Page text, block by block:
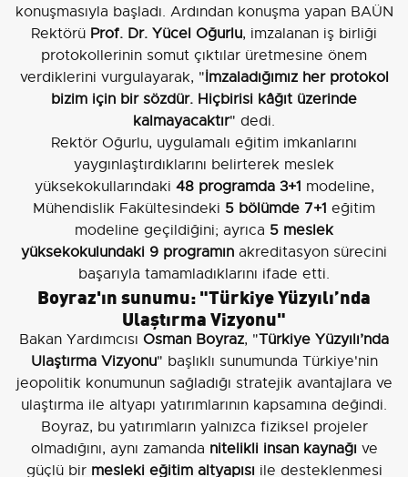
konuşmasıyla başladı. Ardından konuşma yapan BAÜN
Rektörü Prof. Dr. Yücel Oğurlu, imzalanan iş birliği
protokollerinin somut çıktılar üretmesine önem
verdiklerini vurgulayarak, "İmzaladığımız her protokol
bizim için bir sözdür. Hiçbirisi kâğıt üzerinde
kalmayacaktır" dedi.
Rektör Oğurlu, uygulamalı eğitim imkanlarını
yaygınlaştırdıklarını belirterek meslek
yüksekokullarındaki 48 programda 3+1 modeline,
Mühendislik Fakültesindeki 5 bölümde 7+1 eğitim
modeline geçildiğini; ayrıca 5 meslek
yüksekokulundaki 9 programın akreditasyon sürecini
başarıyla tamamladıklarını ifade etti.
Boyraz'ın sunumu: "Türkiye Yüzyılı’nda
Ulaştırma Vizyonu"
Bakan Yardımcısı Osman Boyraz, "Türkiye Yüzyılı’nda
Ulaştırma Vizyonu" başlıklı sunumunda Türkiye'nin
jeopolitik konumunun sağladığı stratejik avantajlara ve
ulaştırma ile altyapı yatırımlarının kapsamına değindi.
Boyraz, bu yatırımların yalnızca fiziksel projeler
olmadığını, aynı zamanda nitelikli insan kaynağı ve
güçlü bir mesleki eğitim altyapısı ile desteklenmesi